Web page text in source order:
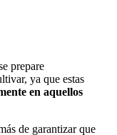
prepare
ya que estas
en aquellos
de garantizar que